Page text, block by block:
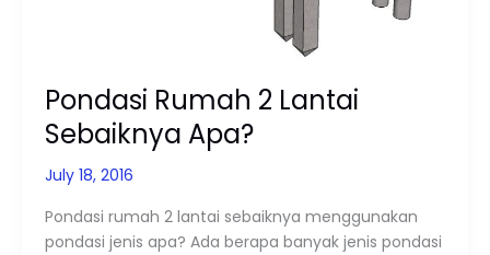
Pondasi Rumah 2 Lantai
Sebaiknya Apa?
July 18, 2016
Pondasi rumah 2 lantai sebaiknya menggunakan
pondasi jenis apa? Ada berapa banyak jenis pondasi